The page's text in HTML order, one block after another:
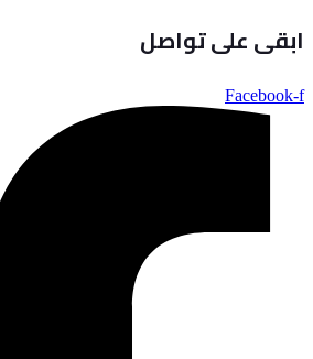
ابقى على تواصل
Facebook-f